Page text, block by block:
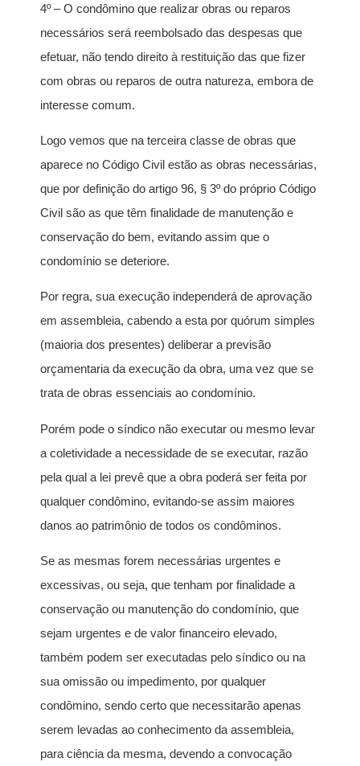
4º – O condômino que realizar obras ou reparos
necessários será reembolsado das despesas que
efetuar, não tendo direito à restituição das que fizer
com obras ou reparos de outra natureza, embora de
interesse comum.
Logo vemos que na terceira classe de obras que
aparece no Código Civil estão as obras necessárias,
que por definição do artigo 96, § 3º do próprio Código
Civil são as que têm finalidade de manutenção e
conservação do bem, evitando assim que o
condomínio se deteriore.
Por regra, sua execução independerá de aprovação
em assembleia, cabendo a esta por quórum simples
(maioria dos presentes) deliberar a previsão
orçamentaria da execução da obra, uma vez que se
trata de obras essenciais ao condomínio.
Porém pode o síndico não executar ou mesmo levar
a coletividade a necessidade de se executar, razão
pela qual a lei prevê que a obra poderá ser feita por
qualquer condômino, evitando-se assim maiores
danos ao patrimônio de todos os condôminos.
Se as mesmas forem necessárias urgentes e
excessivas, ou seja, que tenham por finalidade a
conservação ou manutenção do condomínio, que
sejam urgentes e de valor financeiro elevado,
também podem ser executadas pelo síndico ou na
sua omissão ou impedimento, por qualquer
condômino, sendo certo que necessitarão apenas
serem levadas ao conhecimento da assembleia,
para ciência da mesma, devendo a convocação